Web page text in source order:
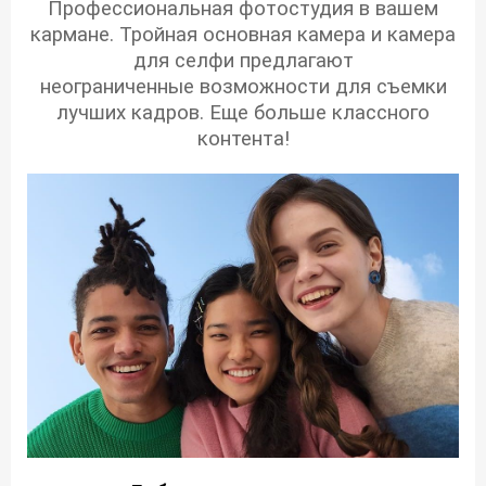
Профессиональная фотостудия в вашем
кармане. Тройная основная камера и камера
для селфи предлагают
неограниченные возможности для съемки
лучших кадров. Еще больше классного
контента!